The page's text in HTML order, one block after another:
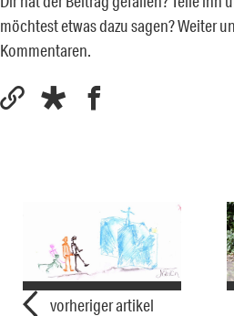
möchtest etwas dazu sagen? Weiter
Kommentaren.
vorheriger artikel